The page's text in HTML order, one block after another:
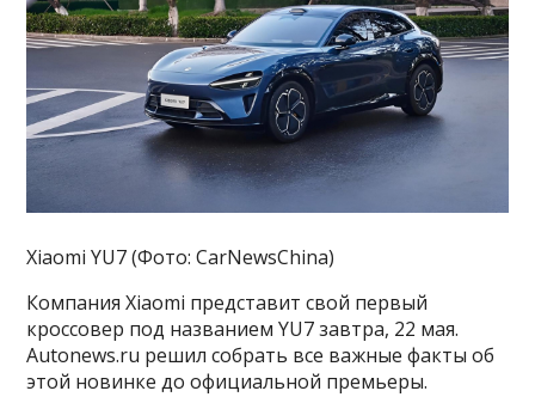
Xiaomi YU7 (Фото: CarNewsChina)
Компания Xiaomi представит свой первый
кроссовер под названием YU7 завтра, 22 мая.
Autonews.ru решил собрать все важные факты об
этой новинке до официальной премьеры.